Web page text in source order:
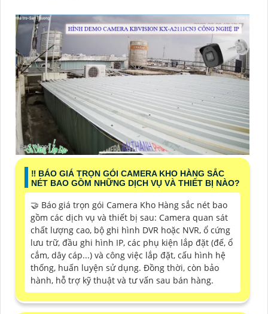
‼️ BÁO GIÁ TRỌN GÓI CAMERA KHO HÀNG SẮC
NÉT BAO GỒM NHỮNG DỊCH VỤ VÀ THIẾT BỊ NÀO?
🤝 Báo giá trọn gói Camera Kho Hàng sắc nét bao
gồm các dịch vụ và thiết bị sau: Camera quan sát
chất lượng cao, bộ ghi hình DVR hoặc NVR, ổ cứng
lưu trữ, đầu ghi hình IP, các phụ kiện lắp đặt (đế, ổ
cắm, dây cáp...) và công việc lắp đặt, cấu hình hệ
thống, huấn luyện sử dụng. Đồng thời, còn bảo
hành, hỗ trợ kỹ thuật và tư vấn sau bán hàng.